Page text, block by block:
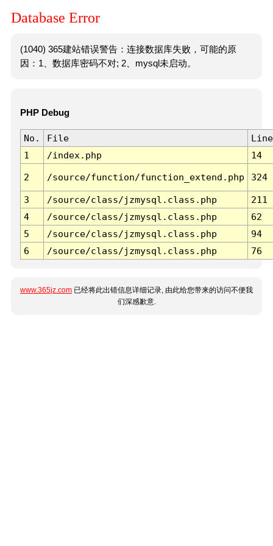
Database Error
(1040) 365建站错误警告：连接数据库失败，可能的原
因：1、数据库密码不对; 2、mysql未启动。
PHP Debug
No. File
Line
1
/index.php 14
2 /source/function/function_extend.php 324
3 /source/class/jzmysql.class.php
211
4
/source/class/jzmysql.class.php
62
5
/source/class/jzmysql.class.php
94
6
/source/class/jzmysql.class.php 76
www.365jz.com 已经将此出错信息详细记录, 由此给您带来的访问不便我
们深感歉意.